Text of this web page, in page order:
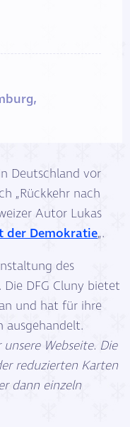
Deutschland vor
„Rückkehr nach
Autor Lukas
der Demokratie„.
des
Die DFG Cluny bietet
und hat für ihre
ausgehandelt.
Webseite. Die
reduzierten Karten
dann einzeln